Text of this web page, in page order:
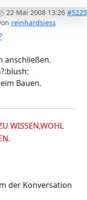
22 Mai 2008 13:26 #5225
reinhardsiess
anschließen.
Bauen.
WISSEN,WOHL
der Konversation